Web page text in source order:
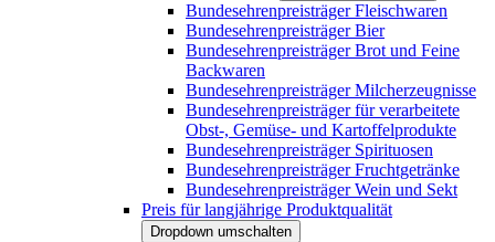
Bundesehrenpreisträger Fleischwaren
Bundesehrenpreisträger Bier
Bundesehrenpreisträger Brot und Feine
Backwaren
Bundesehrenpreisträger Milcherzeugnisse
Bundesehrenpreisträger für verarbeitete
Obst-, Gemüse- und Kartoffelprodukte
Bundesehrenpreisträger Spirituosen
Bundesehrenpreisträger Fruchtgetränke
Bundesehrenpreisträger Wein und Sekt
Preis für langjährige Produktqualität
Dropdown umschalten